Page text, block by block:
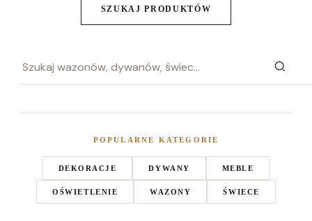
SZUKAJ PRODUKTÓW
POPULARNE KATEGORIE
DEKORACJE DYWANY MEBLE
OŚWIETLENIE WAZONY ŚWIECE